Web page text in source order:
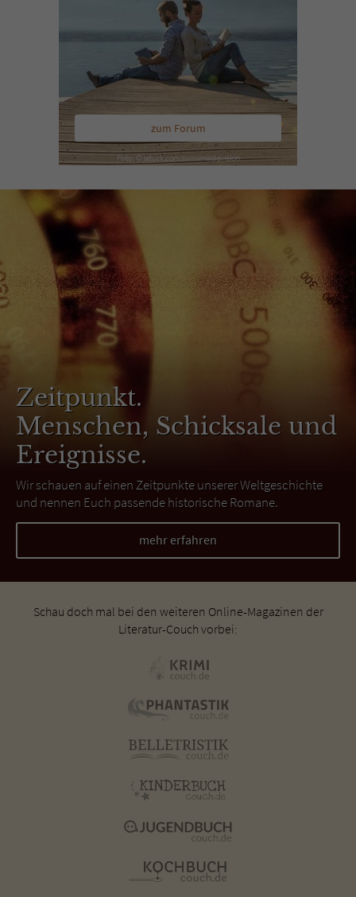
zum Forum
Zeitpunkt.
Menschen, Schicksale und
Ereignisse.
Wir schauen auf einen Zeitpunkte unserer Weltgeschichte
und nennen Euch passende historische Romane.
mehr erfahren
Schau doch mal bei den weiteren Online-Magazinen der
Literatur-Couch vorbei: